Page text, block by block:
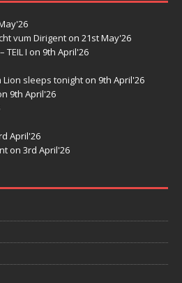
vum Dirigent on 21st May'26
TEIL I on 9th April'26
Lion sleeps tonight on 9th April'26
9th April'26
April'26
on 3rd April'26